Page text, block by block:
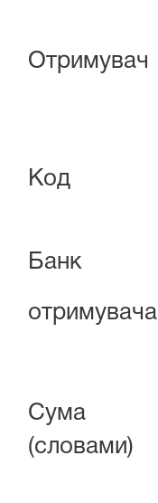
Отримувач
Код
Банк
отримувача
Сума
(словами)